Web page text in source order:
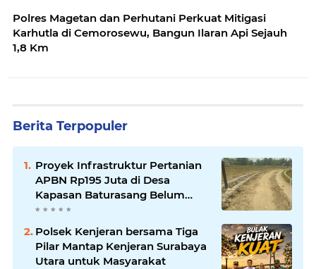
Polres Magetan dan Perhutani Perkuat Mitigasi
Karhutla di Cemorosewu, Bangun Ilaran Api Sejauh
1,8 Km
Berita Terpopuler
Proyek Infrastruktur Pertanian
APBN Rp195 Juta di Desa
Kapasan Baturasang Belum
Temui Titik Terang, Warga Minta
Pemkab Sampang Bertindak
Polsek Kenjeran bersama Tiga
Pilar Mantap Kenjeran Surabaya
Utara untuk Masyarakat